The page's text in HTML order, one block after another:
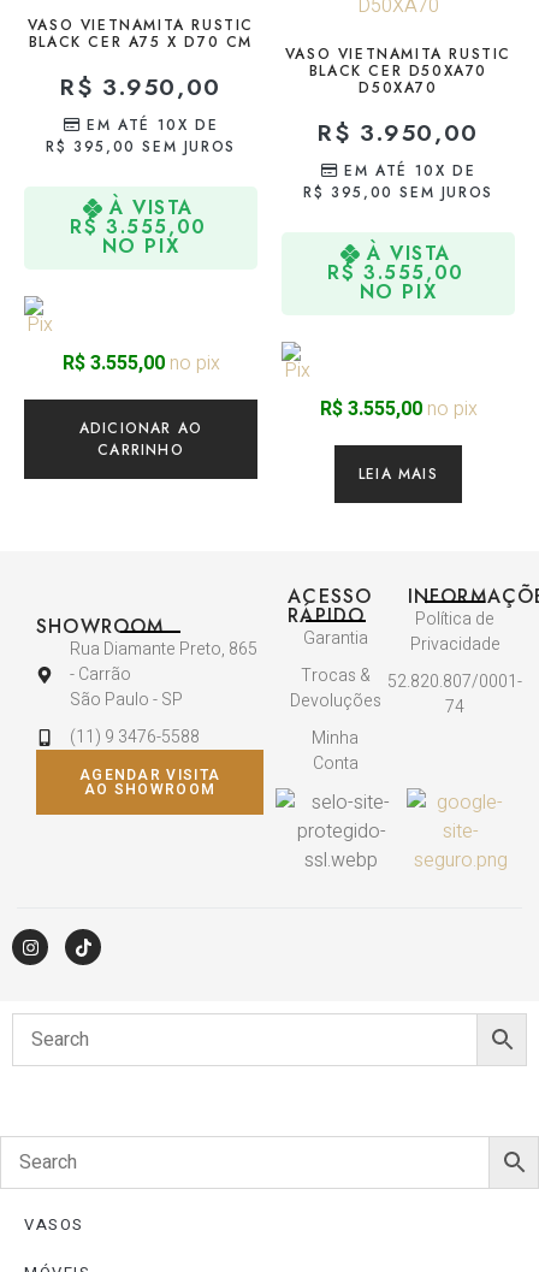
VASO VIETNAMITA RUSTIC
BLACK CER A75 X D70 CM
R$ 3.950,00
EM ATÉ 10X DE
R$ 395,00 SEM JUROS
À VISTA
R$ 3.555,00
NO PIX
R$3.555,00no pix
ADICIONAR AO
CARRINHO
VASO VIETNAMITA RUSTIC
BLACK CER D50XA70
D50XA70
R$ 3.950,00
EM ATÉ 10X DE
R$ 395,00 SEM JUROS
À VISTA
R$ 3.555,00
NO PIX
R$3.555,00no pix
LEIA MAIS
SHOWROOM
Rua Diamante Preto, 865
- Carrão
São Paulo - SP
(11) 9 3476-5588
AGENDAR VISITA
AO SHOWROOM
ACESSO
RÁPIDO
Garantia
Trocas &
Devoluções
Minha
Conta
Política de
Privacidade
52.820.807/0001-
74
VASOS